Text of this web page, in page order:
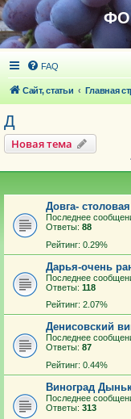
FAQ
Сайт, статьи Главная
Д
Новая тема
Довга-
Последнее
Ответы: 88
Рейтинг: 0.29%
Дарья-очень
Последнее
Ответы: 118
Рейтинг: 2.07%
Денисовский
Последнее
Ответы: 87
Рейтинг: 0.44%
Виноград
Последнее
Ответы: 313